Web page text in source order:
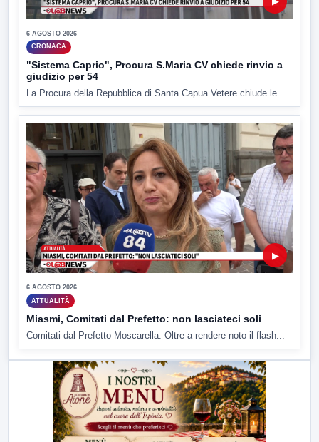
6 AGOSTO 2026
CRONACA
"Sistema Caprio", Procura S.Maria CV chiede rinvio a
giudizio per 54
La Procura della Repubblica di Santa Capua Vetere chiude le...
▶
6 AGOSTO 2026
ATTUALITÀ
Miasmi, Comitati dal Prefetto: non lasciateci soli
Comitati dal Prefetto Moscarella. Oltre a rendere noto il flash...